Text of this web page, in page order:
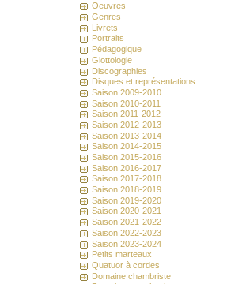
Oeuvres
Genres
Livrets
Portraits
Pédagogique
Glottologie
Discographies
Disques et représentations
Saison 2009-2010
Saison 2010-2011
Saison 2011-2012
Saison 2012-2013
Saison 2013-2014
Saison 2014-2015
Saison 2015-2016
Saison 2016-2017
Saison 2017-2018
Saison 2018-2019
Saison 2019-2020
Saison 2020-2021
Saison 2021-2022
Saison 2022-2023
Saison 2023-2024
Petits marteaux
Quatuor à cordes
Domaine chambriste